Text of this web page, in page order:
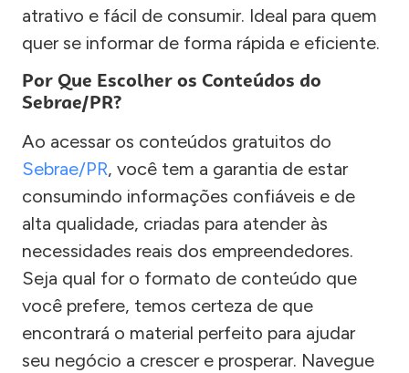
atrativo e fácil de consumir. Ideal para quem
quer se informar de forma rápida e eficiente.
Por Que Escolher os Conteúdos do
Sebrae/PR?
Ao acessar os conteúdos gratuitos do
Sebrae/PR, você tem a garantia de estar
consumindo informações confiáveis e de
alta qualidade, criadas para atender às
necessidades reais dos empreendedores.
Seja qual for o formato de conteúdo que
você prefere, temos certeza de que
encontrará o material perfeito para ajudar
seu negócio a crescer e prosperar. Navegue